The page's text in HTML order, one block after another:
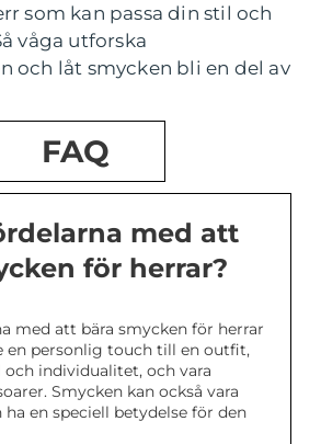
som kan passa din stil och
våga utforska
och låt smycken bli en del av
FAQ
med att
för herrar?
med att bära smycken för herrar
en personlig touch till en outfit,
individualitet, och vara
Smycken kan också vara
en speciell betydelse för den